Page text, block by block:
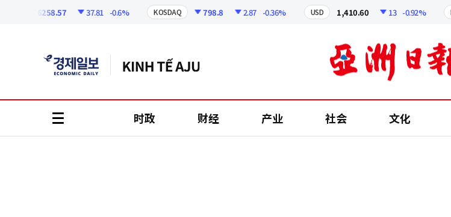
6258.57 37.81 -0.6% KOSDAQ 798.8 2.87 -0.36% USD 1,410.60 13 -0.92% EUR
时政 财经 产业 社会 文化